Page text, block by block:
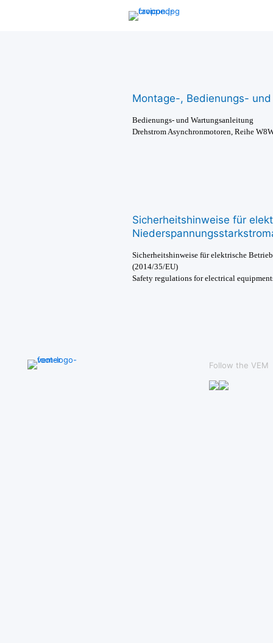
VEMoEM
Montage-, Bedienungs-
Bedienungs- und Wartungsanleitung
Drehstrom Asynchronmotoren, Reihe
Sicherheitshinweise für
Sicherheitshinweise für elektrische
(2014/35/EU)
Safety regulations for electrical
Follow the VEM